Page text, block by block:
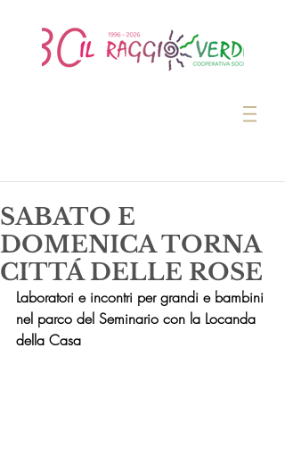
SABATO E
DOMENICA TORNA
CITTÁ DELLE ROSE
Laboratori e incontri per grandi e bambini
nel parco del Seminario con la Locanda
della Casa